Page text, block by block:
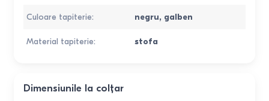
Culoare tapiterie: negru, galben
Material tapiterie: stofa
Dimensiunile la colțar